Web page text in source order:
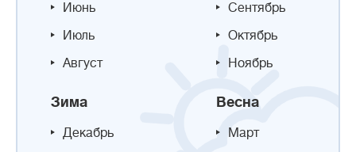
Июнь
Июль
Август
Сентябрь
Октябрь
Ноябрь
Зима
Декабрь
Весна
Март